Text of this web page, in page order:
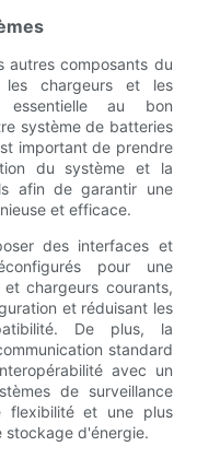
autres composants du
les chargeurs et les
essentielle au bon
système de batteries
important de prendre
du système et la
afin de garantir une
et efficace.
des interfaces et
pour une
chargeurs courants,
et réduisant les
De plus, la
standard
avec un
de surveillance
flexibilité et une plus
stockage d'énergie.